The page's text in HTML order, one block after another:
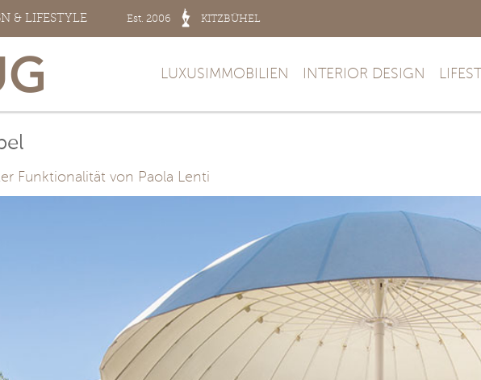
& LIFESTYLE Est. 2006 KITZBÜHEL
LUXUSIMMOBILIEN INTERIOR DESIGN
Funktionalität von Paola Lenti